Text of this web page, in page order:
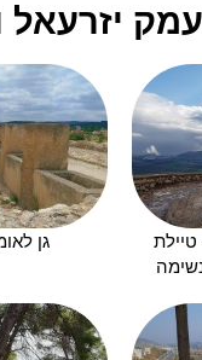
יזרעאל
גן